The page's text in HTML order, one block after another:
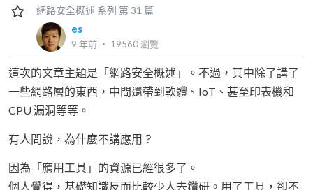
網路安全概述 系列 第31 篇
es
9 年前 ‧ 19560瀏覽
這次的文章主題是「網路安全概述」。不過，其中除了講了
一些網路層的東西，中間還帶到軟體、IoT、甚至印表機和
CPU 漏洞等等。
有人問說，為什麼不講應用？
因為「應用工具」的資源已經很多了。
個人覺得，基礎知識反而比較少人去鑽研。用了工具，卻不